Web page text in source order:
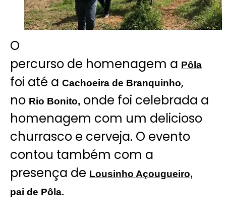
O
percurso de homenagem a Pôla
foi até a Cachoeira de Branquinho,
no Rio Bonito, onde foi celebrada a
homenagem com um delicioso
churrasco e cerveja. O evento
contou também com a
presença de Lousinho Açougueiro,
pai de Pôla.